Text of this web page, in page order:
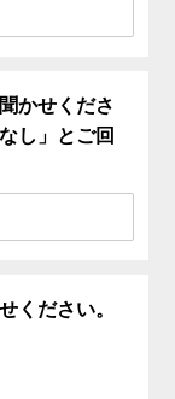
かせくださ
し」とご回
ください。